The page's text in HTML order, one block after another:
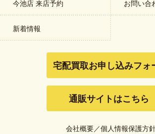
今池店 来店予約 お問い合
新着情報
宅配買取お申し込みフォ
通販サイトはこちら
会社概要／個人情報保護方